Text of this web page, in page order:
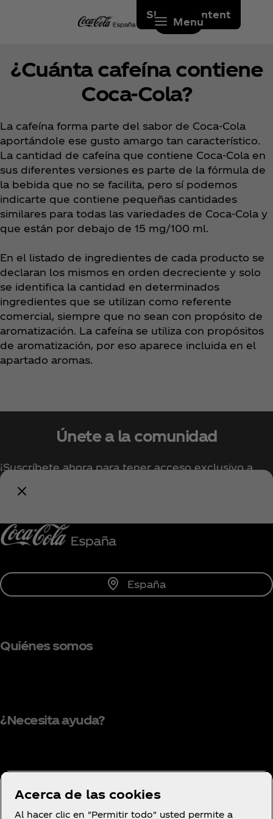
Skip to content
Menu
¿Cuánta cafeína contiene
Coca‑Cola?
La cafeína forma parte del sabor de Coca‑Cola
aportándole ese gusto amargo tan característico.
La cantidad de cafeína que contiene Coca‑Cola en
sus diferentes versiones es parte de la fórmula de
la bebida que no se facilita, pero sí podemos
indicarte que contiene pequeñas cantidades
similares para todas las variedades de Coca‑Cola y
que están por debajo de 15 mg/100 ml.
En el listado de ingredientes de cada producto se
declaran los mismos en orden decreciente y solo
se identifica la cantidad en determinados
ingredientes que se utilizan como referente
comercial, siempre que no sean con propósito de
aromatización. La cafeína se utiliza con propósitos
de aromatización, por eso aparece incluida en el
apartado aromas.
Únete a la comunidad
¡Suscríbete ahora para tener acceso exclusivo a
todo lo relacionado con Coca‑Cola!
España
Quiénes somos
¿Necesita ayuda?
Acerca de las cookies
Al hacer clic en "Permitir todo" usted permite a